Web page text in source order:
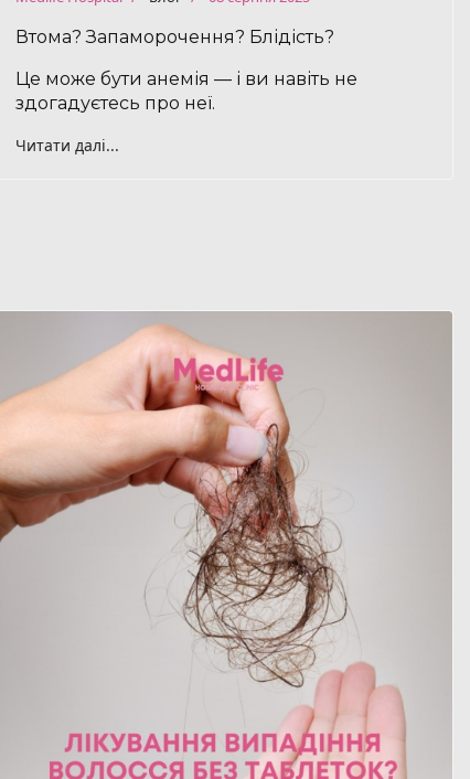
Втома? Запаморочення? Блідість?
Це може бути анемія — і ви навіть не
здогадуєтесь про неї.
Читати далі...